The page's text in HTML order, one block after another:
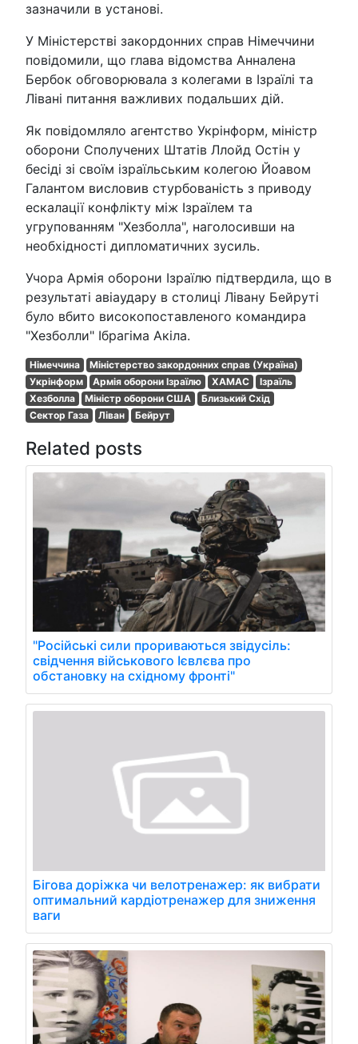
зазначили в установі.
У Міністерстві закордонних справ Німеччини
повідомили, що глава відомства Анналена
Бербок обговорювала з колегами в Ізраїлі та
Лівані питання важливих подальших дій.
Як повідомляло агентство Укрінформ, міністр
оборони Сполучених Штатів Ллойд Остін у
бесіді зі своїм ізраїльським колегою Йоавом
Галантом висловив стурбованість з приводу
ескалації конфлікту між Ізраїлем та
угрупованням "Хезболла", наголосивши на
необхідності дипломатичних зусиль.
Учора Армія оборони Ізраїлю підтвердила, що в
результаті авіаудару в столиці Лівану Бейруті
було вбито високопоставленого командира
"Хезболли" Ібрагіма Акіла.
Німеччина
Міністерство закордонних справ (Україна)
Укрінформ
Армія оборони Ізраїлю ХАМАС
Ізраїль
Хезболла
Міністр оборони США
Близький Схід
Сектор Газа
Ліван Бейрут
Related posts
"Російські сили прориваються звідусіль:
свідчення військового Ієвлєва про
обстановку на східному фронті"
Бігова доріжка чи велотренажер: як вибрати
оптимальний кардіотренажер для зниження
ваги